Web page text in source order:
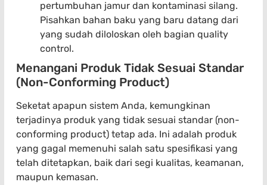
pertumbuhan jamur dan kontaminasi silang.
Pisahkan bahan baku yang baru datang dari
yang sudah diloloskan oleh bagian quality
control.
Menangani Produk Tidak Sesuai Standar
(Non-Conforming Product)
Seketat apapun sistem Anda, kemungkinan
terjadinya produk yang tidak sesuai standar (non-
conforming product) tetap ada. Ini adalah produk
yang gagal memenuhi salah satu spesifikasi yang
telah ditetapkan, baik dari segi kualitas, keamanan,
maupun kemasan.